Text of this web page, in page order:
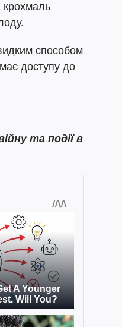
крохмаль
способом
доступу до
та події в